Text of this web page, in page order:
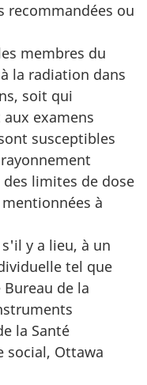
recommandées ou
membres du
la radiation dans
soit qui
examens
susceptibles
limites de dose
à
y a lieu, à un
tel que
de la
la Santé
social, Ottawa